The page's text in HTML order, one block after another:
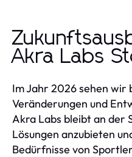
Akra Labs
Im Jahr 2026 sehen wir
Veränderungen und
Akra Labs bleibt an der
Lösungen anzubieten
Bedürfnisse von